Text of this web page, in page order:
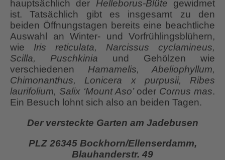
hauptsächlich der Helleborus-Blüte gewidmet
ist. Tatsächlich gibt es insgesamt zu den
beiden Öffnungstagen bereits eine beachtliche
Auswahl an Winter- und Vorfrühlingsblühern,
wie Iris reticulata, Narcissus cyclamineus,
Scilla, Puschkinia und Gehölzen wie
verschiedenen Hamamelis, Abeliophyllum,
Chimonanthus, Lonicera x purpusii, Ribes
laurifolium, Salix ‘Mount Aso’oder Cornus mas.
Ein Besuch lohnt sich also an beiden Tagen.
Der versteckte Garten am Jadebusen
PLZ 26345 Bockhorn/Ellenserdamm,
Blauhanderstr. 49